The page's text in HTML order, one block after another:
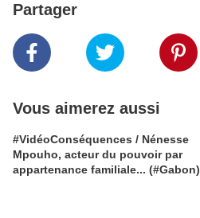
Partager
Vous aimerez aussi
#VidéoConséquences / Nénesse
Mpouho, acteur du pouvoir par
appartenance familiale... (#Gabon)